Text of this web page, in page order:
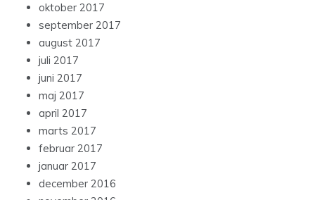
oktober 2017
september 2017
august 2017
juli 2017
juni 2017
maj 2017
april 2017
marts 2017
februar 2017
januar 2017
december 2016